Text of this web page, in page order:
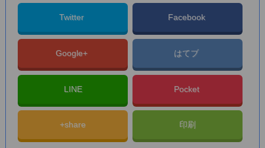
Twitter Facebook
Google+ はてブ
LINE Pocket
+share 印刷